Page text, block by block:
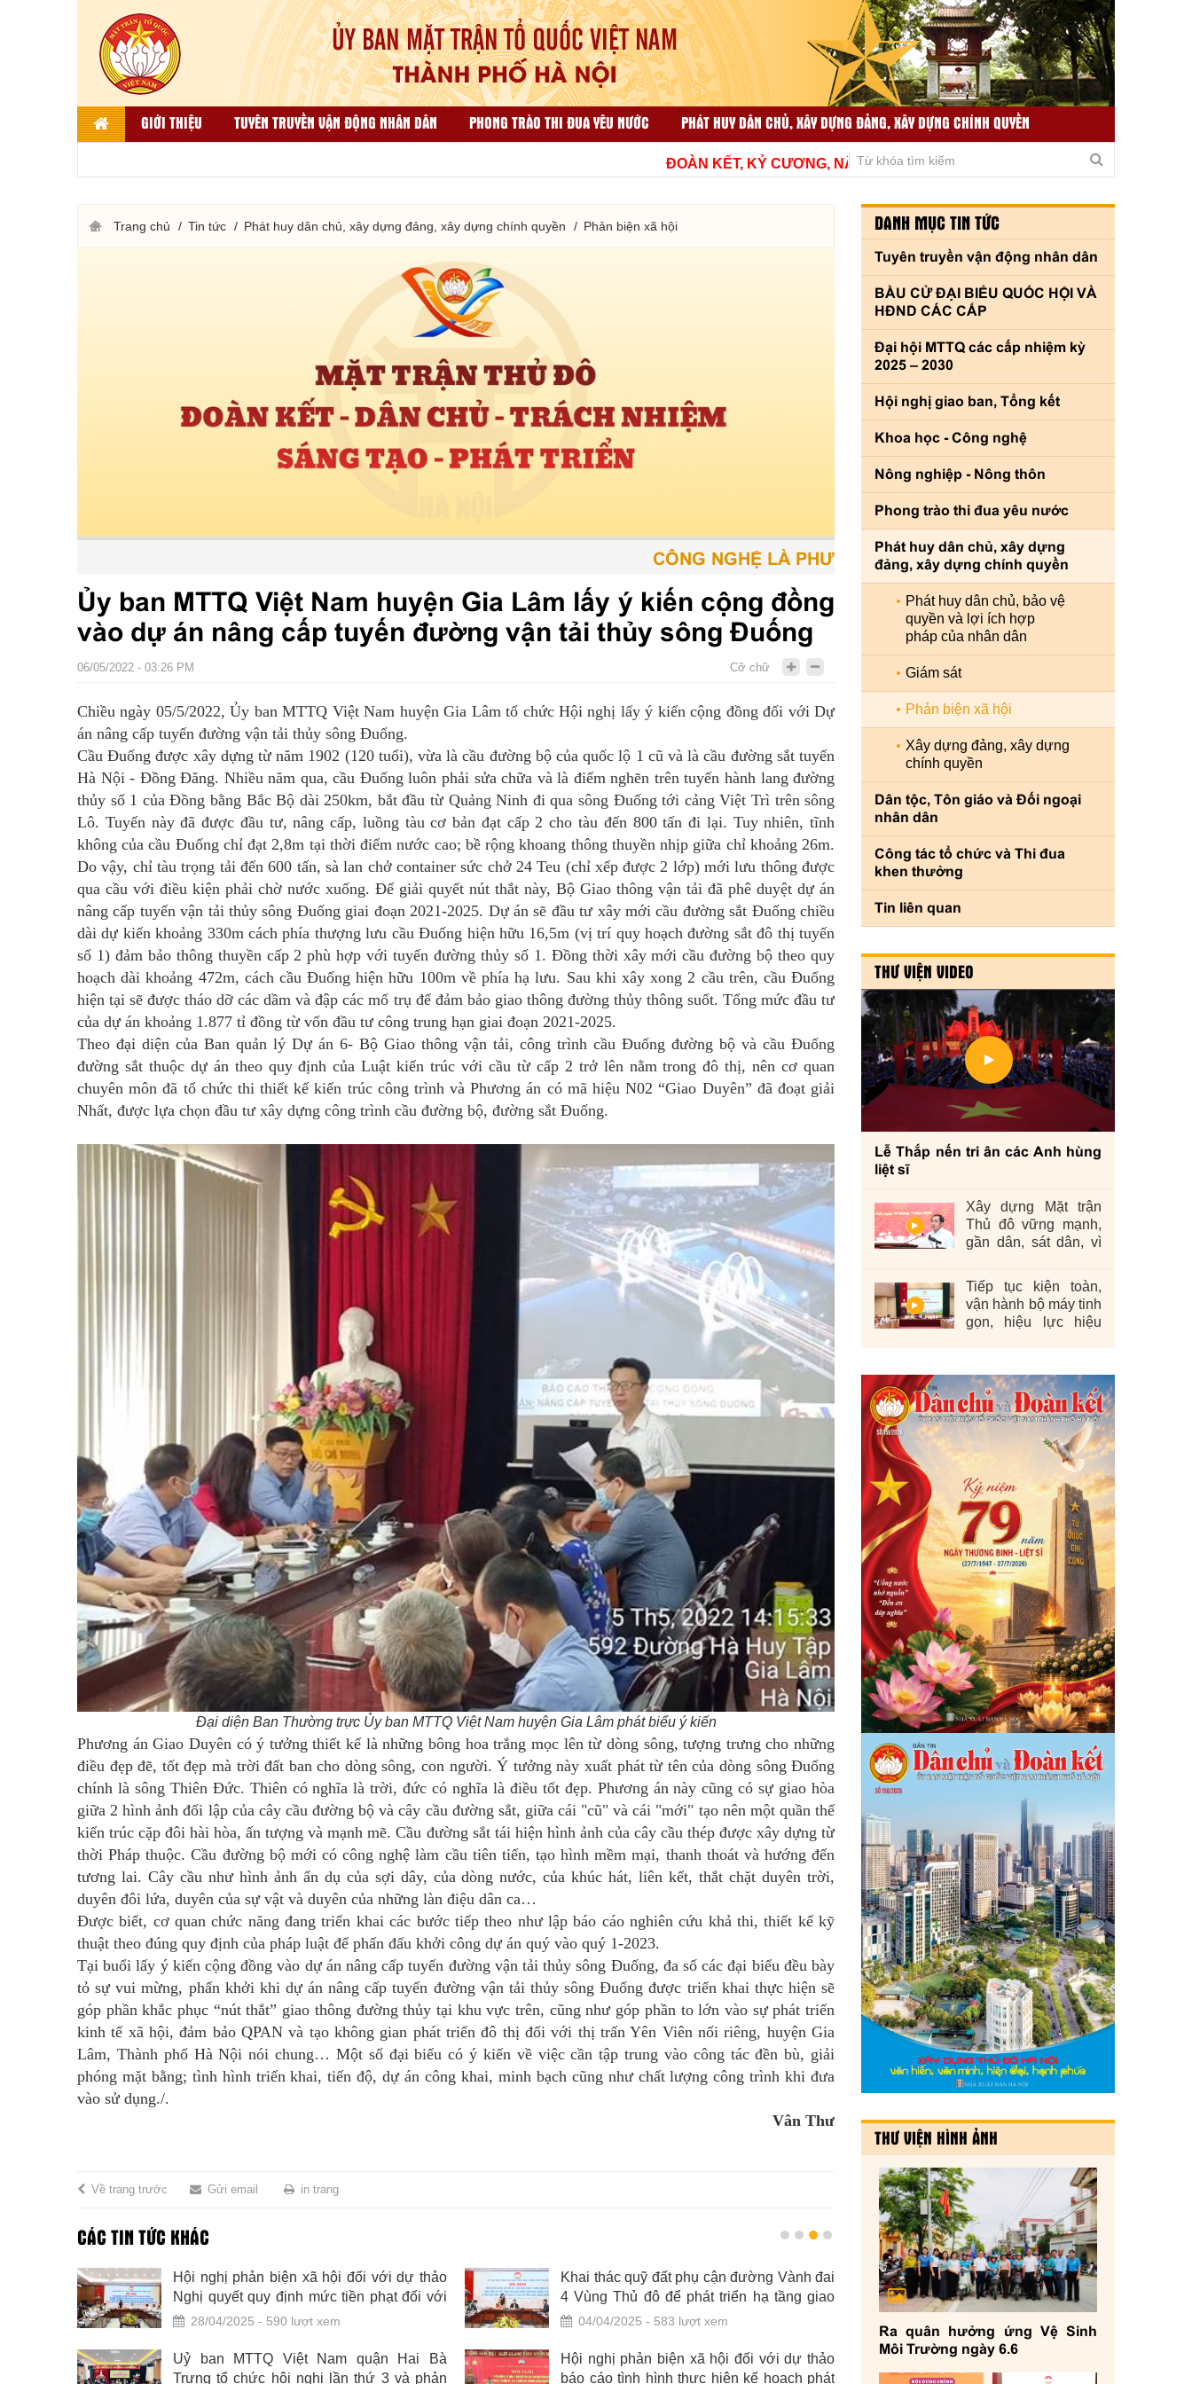
GIỚI THIỆU TUYÊN TRUYỀN VẬN ĐỘNG NHÂN DÂN PHONG TRÀO THI ĐUA YÊU NƯỚC
PHÁT HUY DÂN CHỦ, XÂY DỰNG ĐẢNG, XÂY DỰNG CHÍNH QUYỀN
CÔNG TÁC TỔ CHỨC VÀ THI ĐUA KHEN THƯỞNG TIN TỨC LIÊN QUAN
THƯ VIỆN VIDEO
ĐOÀN KẾT, KỶ CƯƠNG, NÂNG CAO CHẤT LƯỢNG, THÍCH ỨNG KỊP THỜI VÌ
Trang chủ Tin tức Phát huy dân chủ, xây dựng đảng, xây dựng chính quyền Phản biện xã hội
CÔNG NGHỆ LÀ PHƯƠNG TIỆN - CON NGƯỜI LÀ TRUNG TÂM -
Ủy ban MTTQ Việt Nam huyện Gia Lâm lấy ý kiến cộng đồng
vào dự án nâng cấp tuyến đường vận tải thủy sông Đuống
06/05/2022 - 03:26 PM Cỡ chữ
Chiều ngày 05/5/2022, Ủy ban MTTQ Việt Nam huyện Gia Lâm tổ chức Hội nghị lấy ý kiến cộng đồng đối với Dự
án nâng cấp tuyến đường vận tải thủy sông Đuống.
Cầu Đuống được xây dựng từ năm 1902 (120 tuổi), vừa là cầu đường bộ của quốc lộ 1 cũ và là cầu đường sắt tuyến
Hà Nội - Đồng Đăng. Nhiều năm qua, cầu Đuống luôn phải sửa chữa và là điểm nghẽn trên tuyến hành lang đường
thủy số 1 của Đồng bằng Bắc Bộ dài 250km, bắt đầu từ Quảng Ninh đi qua sông Đuống tới cảng Việt Trì trên sông
Lô. Tuyến này đã được đầu tư, nâng cấp, luồng tàu cơ bản đạt cấp 2 cho tàu đến 800 tấn đi lại. Tuy nhiên, tĩnh
không của cầu Đuống chỉ đạt 2,8m tại thời điểm nước cao; bề rộng khoang thông thuyền nhịp giữa chỉ khoảng 26m.
Do vậy, chỉ tàu trọng tải đến 600 tấn, sà lan chở container sức chở 24 Teu (chỉ xếp được 2 lớp) mới lưu thông được
qua cầu với điều kiện phải chờ nước xuống. Để giải quyết nút thắt này, Bộ Giao thông vận tải đã phê duyệt dự án
nâng cấp tuyến vận tải thủy sông Đuống giai đoạn 2021-2025. Dự án sẽ đầu tư xây mới cầu đường sắt Đuống chiều
dài dự kiến khoảng 330m cách phía thượng lưu cầu Đuống hiện hữu 16,5m (vị trí quy hoạch đường sắt đô thị tuyến
số 1) đảm bảo thông thuyền cấp 2 phù hợp với tuyến đường thủy số 1. Đồng thời xây mới cầu đường bộ theo quy
hoạch dài khoảng 472m, cách cầu Đuống hiện hữu 100m về phía hạ lưu. Sau khi xây xong 2 cầu trên, cầu Đuống
hiện tại sẽ được tháo dỡ các dầm và đập các mố trụ để đảm bảo giao thông đường thủy thông suốt. Tổng mức đầu tư
của dự án khoảng 1.877 tỉ đồng từ vốn đầu tư công trung hạn giai đoạn 2021-2025.
Theo đại diện của Ban quản lý Dự án 6- Bộ Giao thông vận tải, công trình cầu Đuống đường bộ và cầu Đuống
đường sắt thuộc dự án theo quy định của Luật kiến trúc với cầu từ cấp 2 trở lên nằm trong đô thị, nên cơ quan
chuyên môn đã tổ chức thi thiết kế kiến trúc công trình và Phương án có mã hiệu N02 “Giao Duyên” đã đoạt giải
Nhất, được lựa chọn đầu tư xây dựng công trình cầu đường bộ, đường sắt Đuống.
Đại diện Ban Thường trực Ủy ban MTTQ Việt Nam huyện Gia Lâm phát biểu ý kiến
Phương án Giao Duyên có ý tưởng thiết kế là những bông hoa trắng mọc lên từ dòng sông, tượng trưng cho những
điều đẹp đẽ, tốt đẹp mà trời đất ban cho dòng sông, con người. Ý tưởng này xuất phát từ tên của dòng sông Đuống
chính là sông Thiên Đức. Thiên có nghĩa là trời, đức có nghĩa là điều tốt đẹp. Phương án này cũng có sự giao hòa
giữa 2 hình ảnh đối lập của cây cầu đường bộ và cây cầu đường sắt, giữa cái "cũ" và cái "mới" tạo nên một quần thể
kiến trúc cặp đôi hài hòa, ấn tượng và mạnh mẽ. Cầu đường sắt tái hiện hình ảnh của cây cầu thép được xây dựng từ
thời Pháp thuộc. Cầu đường bộ mới có công nghệ làm cầu tiên tiến, tạo hình mềm mại, thanh thoát và hướng đến
tương lai. Cây cầu như hình ảnh ẩn dụ của sợi dây, của dòng nước, của khúc hát, liên kết, thắt chặt duyên trời,
duyên đôi lứa, duyên của sự vật và duyên của những làn điệu dân ca…
Được biết, cơ quan chức năng đang triển khai các bước tiếp theo như lập báo cáo nghiên cứu khả thi, thiết kế kỹ
thuật theo đúng quy định của pháp luật để phấn đấu khởi công dự án quý vào quý 1-2023.
Tại buổi lấy ý kiến cộng đồng vào dự án nâng cấp tuyến đường vận tải thủy sông Đuống, đa số các đại biểu đều bày
tỏ sự vui mừng, phấn khởi khi dự án nâng cấp tuyến đường vận tải thủy sông Đuống được triển khai thực hiện sẽ
góp phần khắc phục “nút thắt” giao thông đường thủy tại khu vực trên, cũng như góp phần to lớn vào sự phát triển
kinh tế xã hội, đảm bảo QPAN và tạo không gian phát triển đô thị đối với thị trấn Yên Viên nối riêng, huyện Gia
Lâm, Thành phố Hà Nội nói chung… Một số đại biểu có ý kiến về việc cần tập trung vào công tác đền bù, giải
phóng mặt bằng; tình hình triển khai, tiến độ, dự án công khai, minh bạch cũng như chất lượng công trình khi đưa
vào sử dụng./.
Vân Thư
Về trang trước Gửi email in trang
CÁC TIN TỨC KHÁC
Hội nghị phản biện xã hội đối với dự thảo
Nghị quyết quy định mức tiền phạt đối với
một số hành vi vi phạm hành chính trong
thành phố Hà Nội
28/04/2025 - 590 lượt xem
Khai thác quỹ đất phụ cận đường Vành đai
4 Vùng Thủ đô để phát triển hạ tầng giao
thông04/04/2025 - 583 lượt xem
Uỷ ban MTTQ Việt Nam quận Hai Bà
Trưng tổ chức hội nghị lần thứ 3 và phản
Hội nghị phản biện xã hội đối với dự thảo
báo cáo tình hình thực hiện kế hoạch phát
Phản biện việc áp dụng biện pháp
cung cấp dịch vụ điện, nước
Ủy ban MTTQ Việt Nam huyện Hoài
chức hội nghị phản biện xã hội, đóng
DANH MỤC TIN TỨC
Tuyên truyền vận động nhân dân
BẦU CỬ ĐẠI BIỂU QUỐC HỘI VÀ
HĐND CÁC CẤP
Đại hội MTTQ các cấp nhiệm kỳ
2025 – 2030
Hội nghị giao ban, Tổng kết
Khoa học - Công nghệ
Nông nghiệp - Nông thôn
Phong trào thi đua yêu nước
Phát huy dân chủ, xây dựng
đảng, xây dựng chính quyền
Phát huy dân chủ, bảo vệ
quyền và lợi ích hợp
pháp của nhân dân
Giám sát
Phản biện xã hội
Xây dựng đảng, xây dựng
chính quyền
Dân tộc, Tôn giáo và Đối ngoại
nhân dân
Công tác tổ chức và Thi đua
khen thưởng
Tin liên quan
THƯ VIỆN VIDEO
Lễ Thắp nến tri ân các Anh hùng
liệt sĩ
Xây dựng Mặt trận
Thủ đô vững mạnh,
gần dân, sát dân, vì
Tiếp tục kiện toàn,
vận hành bộ máy tinh
gọn, hiệu lực hiệu
THƯ VIỆN HÌNH ẢNH
Ra quân hưởng ứng Vệ Sinh
Môi Trường ngày 6.6